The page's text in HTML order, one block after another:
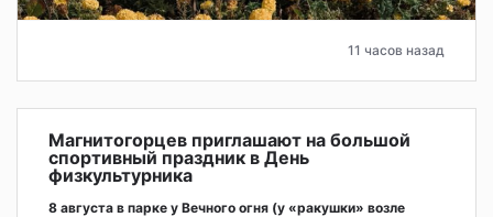
11 часов назад
Магнитогорцев приглашают на большой
спортивный праздник в День
физкультурника
8 августа в парке у Вечного огня (у «ракушки» возле